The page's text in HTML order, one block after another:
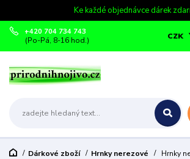
Ke každé objednávce dárek
CZK
+420 704 734 743
(Po-Pá, 8-16 hod.)
Dárkové zboží Hrnky nerezové Hrnky